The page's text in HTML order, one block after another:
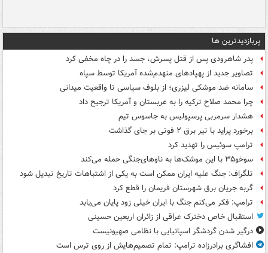
پربازدیدترین ها
پدر شاهرودی پس از قتل پسرش، جسد را در چاه مخفی کرد
تصاویر جدید از پهپادهای منهدم‌شده آمریکا توسط سپاه
سامانه ضد موشکی لیزری؛ از بلوف سیاسی تا واقعیت میدانی
چرا محمد صلاح ترکیه را به عربستان و آمریکا ترجیح داد
هشدار سرمربی پرسپولیس به جاسوس تیم
برخورد پراید با تیر برق ۲ فوتی بر جای گذاشت
ترامپ سوئیس را تهدید کرد
سوخو۳۵ با این موشک‌ها به ناوهای‌جنگی حمله می‌کند
تلگراف: جنگ علیه ایران ممکن است به یکی از اشتباهات تاریخ تبدیل شود
گربه جریان برق شهرستان فریمان را قطع کرد
ترامپ: فکر می‌کنم جنگ با ایران خیلی زود پایان می‌یابد
استقبال خاص دخترک عراقی از زائران اربعین حسینی
درگیر شدن گردشگر اسپانیایی با نظامی صهیونیست
افشاگری برادرزاده ترامپ: تمام تصمیم‌هایش از روی ترس است